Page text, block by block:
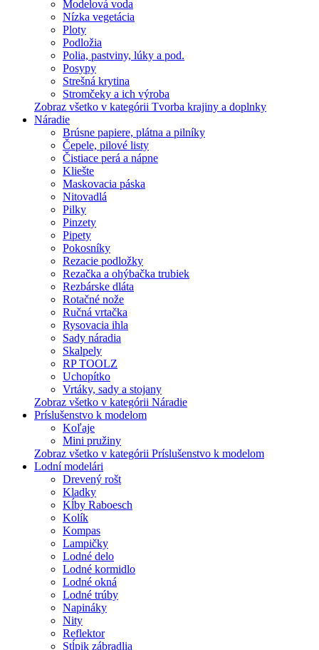
Modelová voda
Nízka vegetácia
Ploty
Podložia
Polia, pastviny, lúky a pod.
Posypy
Strešná krytina
Stromčeky a ich výroba
Zobraz všetko v kategórii Tvorba krajiny a doplnky
Náradie
Brúsne papiere, plátna a pilníky
Čepele, pilové listy
Čistiace perá a nápne
Kliešte
Maskovacia páska
Nitovadlá
Pilky
Pinzety
Pipety
Pokosníky
Rezacie podložky
Rezačka a ohýbačka trubiek
Rezbárske dláta
Rotačné nože
Ručná vrtačka
Rysovacia ihla
Sady náradia
Skalpely
RP TOOLZ
Uchopítko
Vrtáky, sady a stojany
Zobraz všetko v kategórii Náradie
Príslušenstvo k modelom
Koľaje
Mini pružiny
Zobraz všetko v kategórii Príslušenstvo k modelom
Lodní modelári
Drevený rošt
Kladky
Kĺby Raboesch
Kolík
Kompas
Lampičky
Lodné delo
Lodné kormidlo
Lodné okná
Lodné trúby
Napináky
Nity
Reflektor
Stĺpik zábradlia